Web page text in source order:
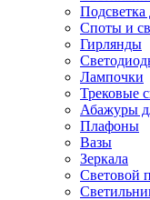
Подсветка
Споты и
Гирлянды
Лампочки
Трековые
Абажуры
Плафоны
Вазы
Зеркала
Световой